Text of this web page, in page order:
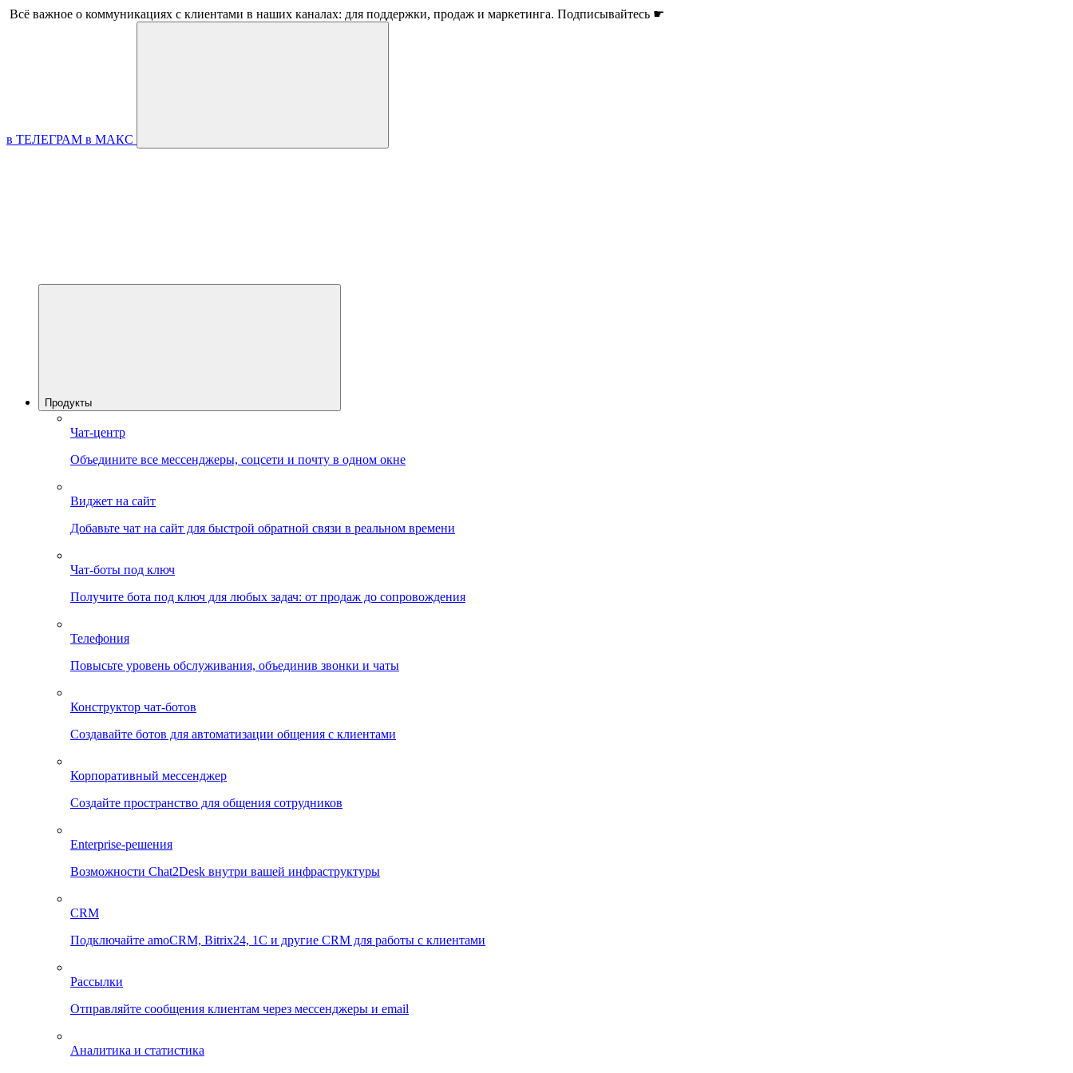
Всё важное о коммуникациях с клиентами в наших каналах: для поддержки, продаж и маркетинга. Подписывайтесь ☛
в ТЕЛЕГРАМ в МАКС
Продукты
Чат-центр
Объедините все мессенджеры, соцсети и почту в одном окне
Виджет на сайт
Добавьте чат на сайт для быстрой обратной связи в реальном времени
Чат-боты под ключ
Получите бота под ключ для любых задач: от продаж до сопровождения
Телефония
Повысьте уровень обслуживания, объединив звонки и чаты
Конструктор чат-ботов
Создавайте ботов для автоматизации общения с клиентами
Корпоративный мессенджер
Создайте пространство для общения сотрудников
Enterprise-решения
Возможности Chat2Desk внутри вашей инфраструктуры
CRM
Подключайте amoCRM, Bitrix24, 1C и другие CRM для работы с клиентами
Рассылки
Отправляйте сообщения клиентам через мессенджеры и email
Аналитика и статистика